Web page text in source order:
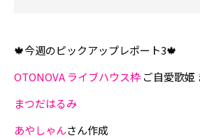
🍁今週のピックアップレポート3🍁
OTONOVA ライブハウス枠 ご自愛歌姫
まつだはるみ
あやしゃんさん作成